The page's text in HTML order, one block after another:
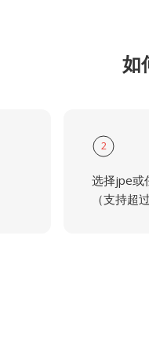
如
2
选择jpe或
（支持超